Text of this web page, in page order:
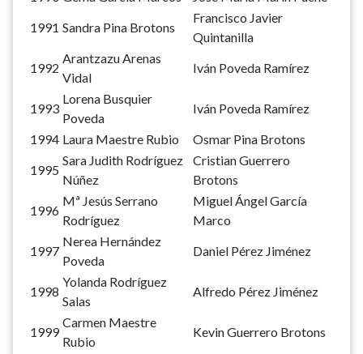
1991 Sandra Pina Brotons
Francisco Javier
Quintanilla
1992
Arantzazu Arenas
Vidal
Iván Poveda Ramírez
1993
Lorena Busquier
Poveda
Iván Poveda Ramírez
1994 Laura Maestre Rubio
Osmar Pina Brotons
1995
Sara Judith Rodríguez
Núñez
Cristian Guerrero
Brotons
1996
Mª Jesús Serrano
Rodríguez
Miguel Ángel García
Marco
1997
Nerea Hernández
Poveda
Daniel Pérez Jiménez
1998
Yolanda Rodríguez
Salas
Alfredo Pérez Jiménez
1999
Carmen Maestre
Rubio
Kevin Guerrero Brotons